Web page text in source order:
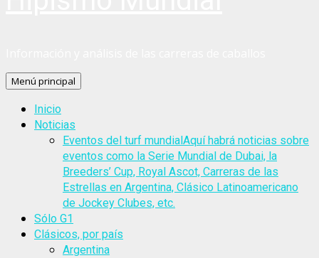
Menú principal
Inicio
Noticias
Eventos del turf mundialAquí habrá noticias sobre
eventos como la Serie Mundial de Dubai, la
Breeders’ Cup, Royal Ascot, Carreras de las
Estrellas en Argentina, Clásico Latinoamericano
de Jockey Clubes, etc.
Sólo G1
Clásicos, por país
Argentina